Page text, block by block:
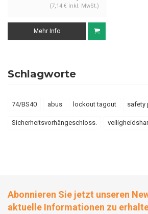
(7,14 € Inkl. MwSt.)
Mehr Info
Schlagworte
74/BS40 abus lockout tagout safety
Sicherheitsvorhängeschloss.
Abonnieren Sie jetzt unseren
aktuelle Informationen zu